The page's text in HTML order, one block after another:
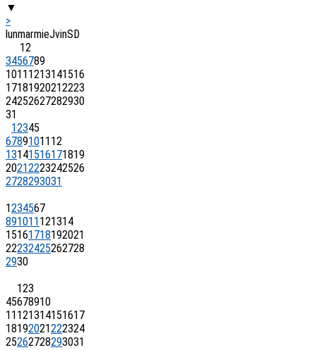
▼
>
lunmarmieJvinS D
12
3456789
1011 1213141516
17181920212223
24252627282930
31
12345
67891011 12
13141516171819
20212223242526
2728293031
1234567
891011 121314
15161718192021
22232425262728
2930
123
45678910
11 121314151617
18192021222324
25262728293031